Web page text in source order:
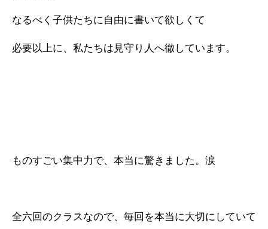
なるべく子供たちに自由に書いて欲しくて
必要以上に、私たちは見守り人へ徹しています。
ものすごい集中力で、本当に驚きました。涙
全六回のクラスなので、毎回を本当に大切にしていて